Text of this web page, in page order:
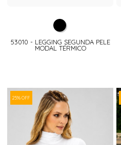
53010 - LEGGING SEGUNDA PELE
MODAL TÉRMICO
25% OFF